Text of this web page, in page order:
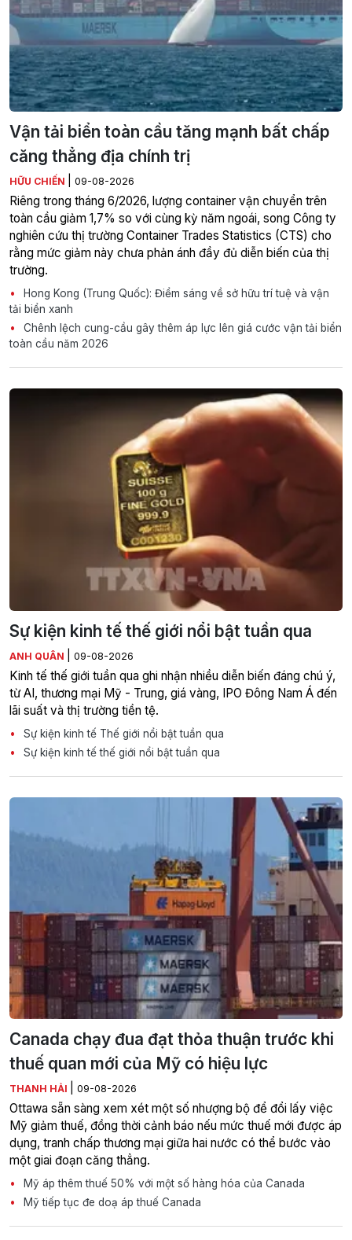
Vận tải biển toàn cầu tăng mạnh bất chấp
căng thẳng địa chính trị
HỮU CHIẾN 09-08-2026
Riêng trong tháng 6/2026, lượng container vận chuyển trên
toàn cầu giảm 1,7% so với cùng kỳ năm ngoái, song Công ty
nghiên cứu thị trường Container Trades Statistics (CTS) cho
rằng mức giảm này chưa phản ánh đầy đủ diễn biến của thị
trường.
Hong Kong (Trung Quốc): Điểm sáng về sở hữu trí tuệ và vận
tải biển xanh
Chênh lệch cung-cầu gây thêm áp lực lên giá cước vận tải biển
toàn cầu năm 2026
Sự kiện kinh tế thế giới nổi bật tuần qua
ANH QUÂN 09-08-2026
Kinh tế thế giới tuần qua ghi nhận nhiều diễn biến đáng chú ý,
từ AI, thương mại Mỹ - Trung, giá vàng, IPO Đông Nam Á đến
lãi suất và thị trường tiền tệ.
Sự kiện kinh tế Thế giới nổi bật tuần qua
Sự kiện kinh tế thế giới nổi bật tuần qua
Canada chạy đua đạt thỏa thuận trước khi
thuế quan mới của Mỹ có hiệu lực
THANH HẢI 09-08-2026
Ottawa sẵn sàng xem xét một số nhượng bộ để đổi lấy việc
Mỹ giảm thuế, đồng thời cảnh báo nếu mức thuế mới được áp
dụng, tranh chấp thương mại giữa hai nước có thể bước vào
một giai đoạn căng thẳng.
Mỹ áp thêm thuế 50% với một số hàng hóa của Canada
Mỹ tiếp tục đe doạ áp thuế Canada